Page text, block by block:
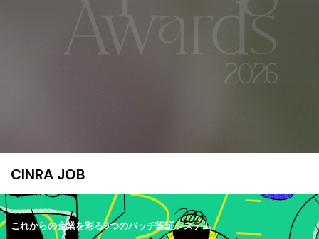
CINRA JOB
これからの企業を彩る9つのバッヂ認証システム